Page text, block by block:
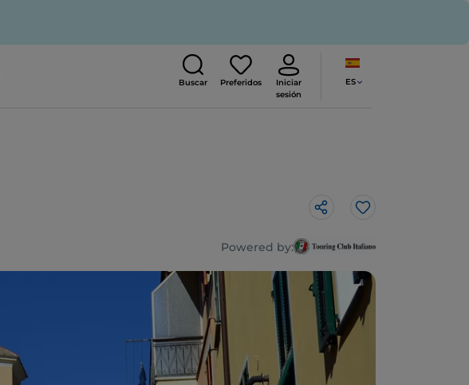
Buscar Preferidos
Iniciar
sesión
ES
Me gusta
Powered by: